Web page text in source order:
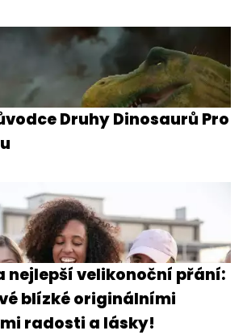
Druhy Dinosaurů Pro
nejlepší velikonoční přání:
blízké originálními
radosti a lásky!